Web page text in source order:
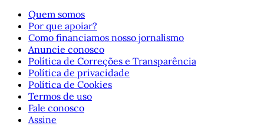
Quem somos
Por que apoiar?
Como financiamos nosso jornalismo
Anuncie conosco
Política de Correções e Transparência
Política de privacidade
Política de Cookies
Termos de uso
Fale conosco
Assine